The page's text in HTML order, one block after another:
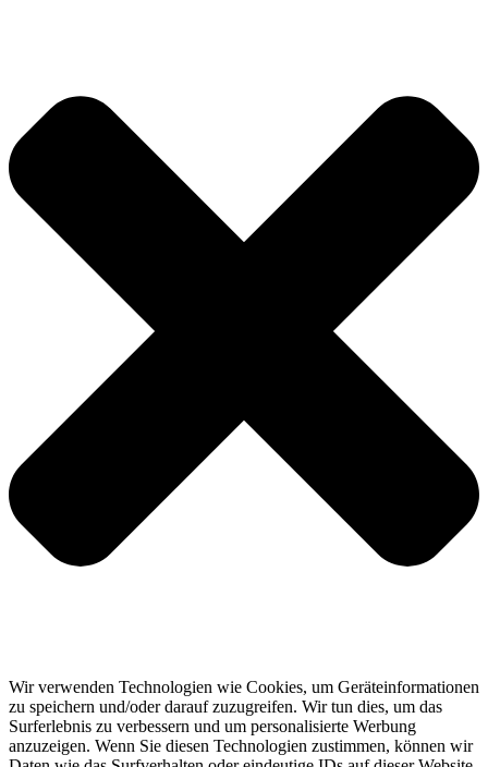
Wir verwenden Technologien wie Cookies, um Geräteinformationen
zu speichern und/oder darauf zuzugreifen. Wir tun dies, um das
Surferlebnis zu verbessern und um personalisierte Werbung
anzuzeigen. Wenn Sie diesen Technologien zustimmen, können wir